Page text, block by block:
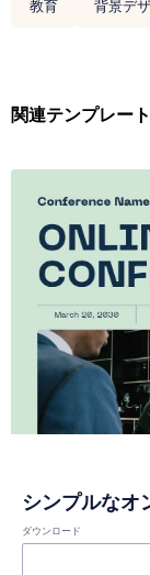
教育
背景デ
関連テンプレート
シンプルなオ
ダウンロード